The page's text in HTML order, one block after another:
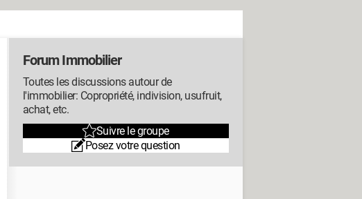
Forum Immobilier
Toutes les discussions autour de
l'immobilier: Copropriété, indivision, usufruit,
achat, etc.
Suivre le groupe
Posez votre question